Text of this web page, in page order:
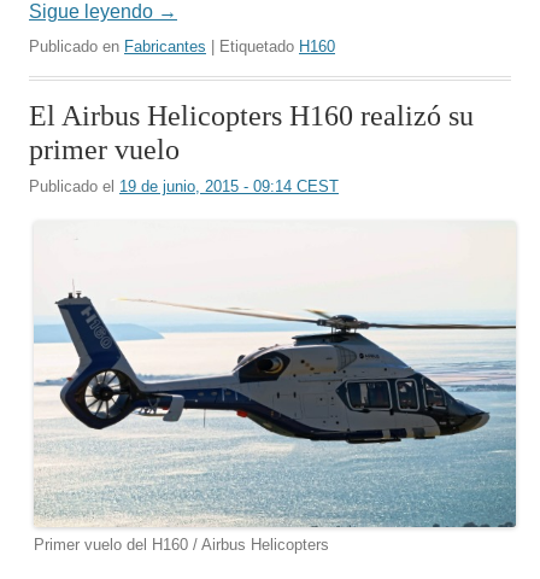
Sigue leyendo →
Publicado en Fabricantes | Etiquetado H160
El Airbus Helicopters H160 realizó su
primer vuelo
Publicado el 19 de junio, 2015 - 09:14 CEST
Primer vuelo del H160 / Airbus Helicopters